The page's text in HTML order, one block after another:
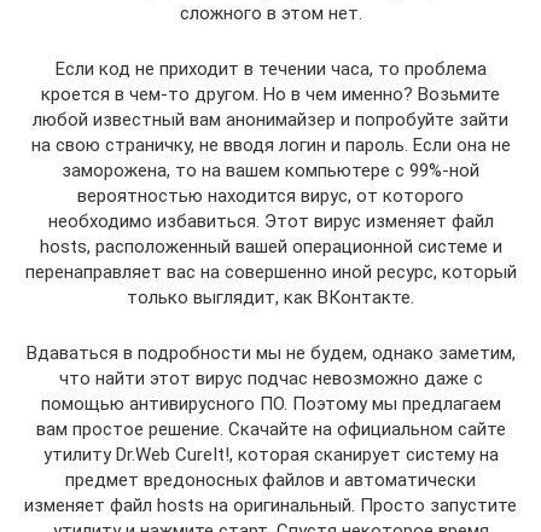
сложного в этом нет.
Если код не приходит в течении часа, то проблема
кроется в чем-то другом. Но в чем именно? Возьмите
любой известный вам анонимайзер и попробуйте зайти
на свою страничку, не вводя логин и пароль. Если она не
заморожена, то на вашем компьютере с 99%-ной
вероятностью находится вирус, от которого
необходимо избавиться. Этот вирус изменяет файл
hosts, расположенный вашей операционной системе и
перенаправляет вас на совершенно иной ресурс, который
только выглядит, как ВКонтакте.
Вдаваться в подробности мы не будем, однако заметим,
что найти этот вирус подчас невозможно даже с
помощью антивирусного ПО. Поэтому мы предлагаем
вам простое решение. Скачайте на официальном сайте
утилиту Dr.Web CureIt!, которая сканирует систему на
предмет вредоносных файлов и автоматически
изменяет файл hosts на оригинальный. Просто запустите